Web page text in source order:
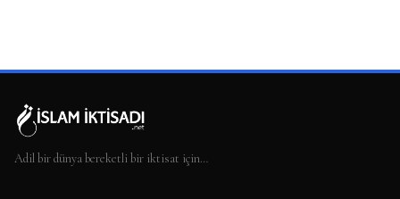
Adil bir dünya bereketli bir iktisat için…